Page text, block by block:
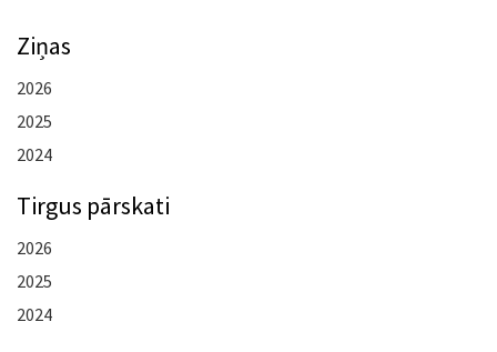
Ziņas
2026
2025
2024
Tirgus pārskati
2026
2025
2024